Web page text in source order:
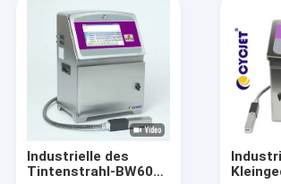
Industrieller Tintenstrahl-Drucker
Laser-Markierungs-Maschine
Kodierungsund Markierungsmaschine
Tintenstrahldrucker der hohen
Thermischer Tintenstrahl-Drucker
Industrielle des
Tintenstrahl-BW6040